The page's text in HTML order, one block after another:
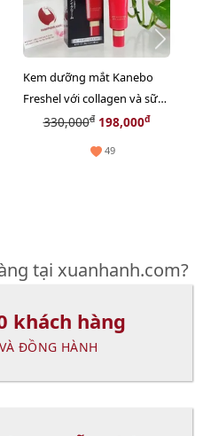
Kem dưỡng mắt Kanebo
Freshel với collagen và sữa
ong chúa thiên nhiên - 25g
330,000đ198,000đ
49
tại xuanhanh.com?
khách hàng
ĐỒNG HÀNH